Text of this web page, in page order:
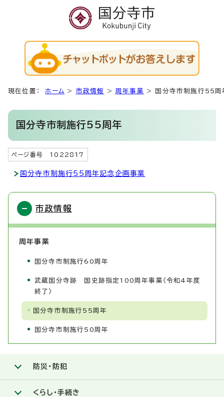
現在位置： ホーム > 市政情報 >周年事業 > 国分寺市制施行55周
国分寺市制施行55周年
ページ番号 1022817
国分寺市制施行55周年記念企画事業
市政情報
周年事業
国分寺市制施行60周年
武蔵国分寺跡 国史跡指定100周年事業〈令和4年度
終了〉
国分寺市制施行55周年
国分寺市制施行50周年
防災・防犯
くらし・手続き